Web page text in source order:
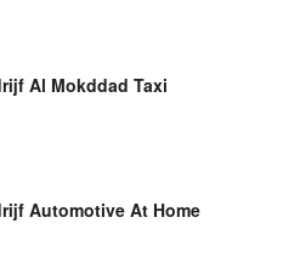
Al Mokddad Taxi
Automotive At Home